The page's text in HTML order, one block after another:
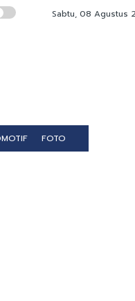
INSA Soroti Kapal
Sabtu, 08 Agustus
FOTO